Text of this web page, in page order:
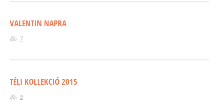
VALENTIN NAPRA
7
TÉLI KOLLEKCIÓ 2015
9